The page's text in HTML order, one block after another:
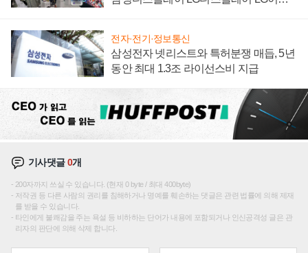
전자·전기·정보통신
삼성전자 넷리스트와 특허분쟁 매듭, 5년
동안 최대 1.3조 라이선스비 지급
기사댓글0개
200자까지 쓰실 수 있습니다. (현재 0 byte / 최대 400byte)
저작권 등 다른 사람의 권리를 침해하거나 명예를 훼손하는 댓글은 관련 법률에 의해 제재
를 받을 수 있습니다.
타인에게 불쾌감을 주는 욕설 등 비하하는 단어가 내용에 포함되거나 인신공격성 글은 관
리자의 판단에 의해 삭제 합니다.